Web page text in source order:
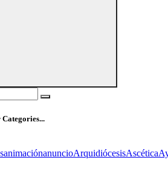
animaciónanuncioArquidiócesisAscética